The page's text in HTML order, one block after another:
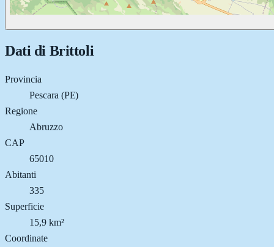
Dati di Brittoli
Provincia
Pescara (PE)
Regione
Abruzzo
CAP
65010
Abitanti
335
Superficie
15,9 km²
Coordinate